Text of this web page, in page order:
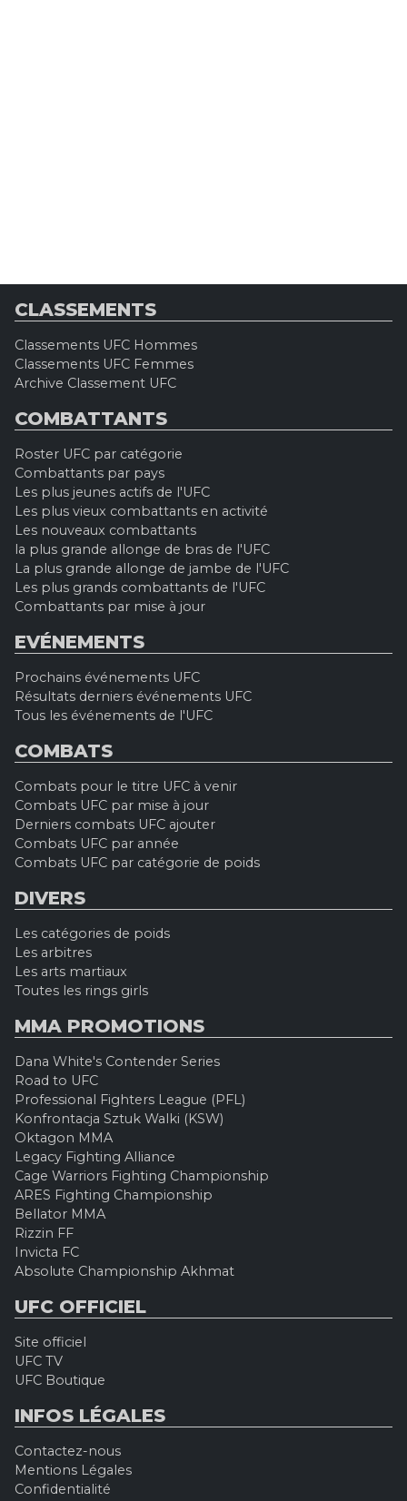
CLASSEMENTS
Classements UFC Hommes
Classements UFC Femmes
Archive Classement UFC
COMBATTANTS
Roster UFC par catégorie
Combattants par pays
Les plus jeunes actifs de l'UFC
Les plus vieux combattants en activité
Les nouveaux combattants
la plus grande allonge de bras de l'UFC
La plus grande allonge de jambe de l'UFC
Les plus grands combattants de l'UFC
Combattants par mise à jour
EVÉNEMENTS
Prochains événements UFC
Résultats derniers événements UFC
Tous les événements de l'UFC
COMBATS
Combats pour le titre UFC à venir
Combats UFC par mise à jour
Derniers combats UFC ajouter
Combats UFC par année
Combats UFC par catégorie de poids
DIVERS
Les catégories de poids
Les arbitres
Les arts martiaux
Toutes les rings girls
MMA PROMOTIONS
Dana White's Contender Series
Road to UFC
Professional Fighters League (PFL)
Konfrontacja Sztuk Walki (KSW)
Oktagon MMA
Legacy Fighting Alliance
Cage Warriors Fighting Championship
ARES Fighting Championship
Bellator MMA
Rizzin FF
Invicta FC
Absolute Championship Akhmat
UFC OFFICIEL
Site officiel
UFC TV
UFC Boutique
INFOS LÉGALES
Contactez-nous
Mentions Légales
Confidentialité